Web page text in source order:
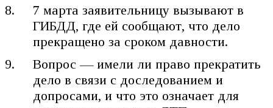
7 марта заявительницу вызывают в
ГИБДД, где ей сообщают, что дело
прекращено за сроком давности.
Вопрос — имели ли право прекратить
дело в связи с доследованием и
допросами, и что это означает для